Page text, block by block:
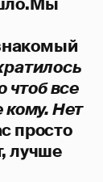
чтоб все
кому. Нет
просто
лучше